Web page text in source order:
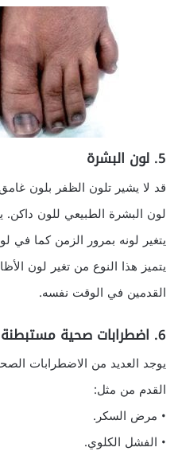
5. لون البشرة
قد لا يشير تلون الظفر بلون
لون البشرة الطبيعي للون
يتغير لونه بمرور الزمن كما في
يتميز هذا النوع من تغير لون
القدمين في الوقت نفسه.
6. اضطرابات صحية مستبطنة
يوجد العديد من الاضطرابات
القدم من مثل:
• مرض السكر.
• الفشل الكلوي.